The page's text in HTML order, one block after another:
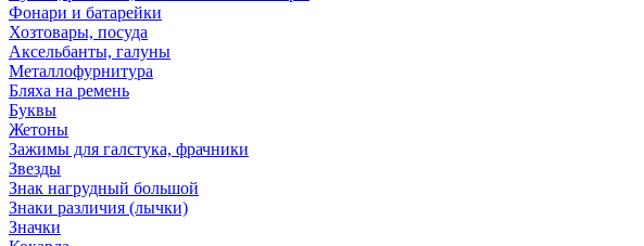
Фонари и батарейки
Хозтовары, посуда
Аксельбанты, галуны
Металлофурнитура
Бляха на ремень
Буквы
Жетоны
Зажимы для галстука, фрачники
Звезды
Знак нагрудный большой
Знаки различия (лычки)
Значки